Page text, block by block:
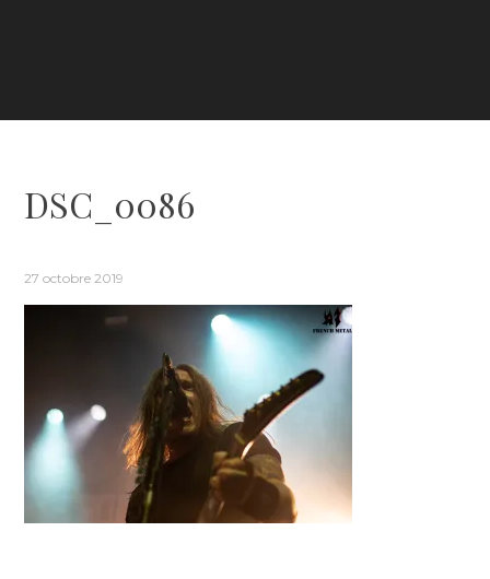
DSC_0086
27 octobre 2019